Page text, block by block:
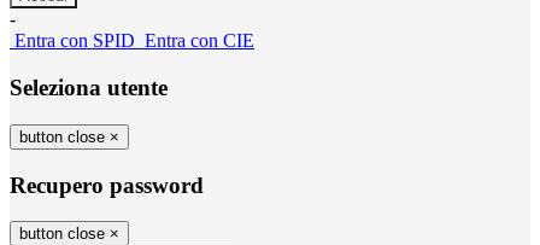
-
Entra con SPID Entra con CIE
Seleziona utente
button close ×
Recupero password
button close ×